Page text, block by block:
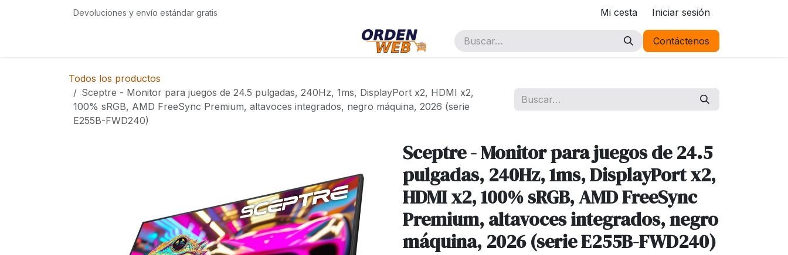
Devoluciones y envío estándar gratis Mi cesta Iniciar sesión
Trabajos Contáctenos
Todos los productos
Sceptre - Monitor para juegos de 24.5 pulgadas, 240Hz, 1ms, DisplayPort x2, HDMI x2,
100% sRGB, AMD FreeSync Premium, altavoces integrados, negro máquina, 2026 (serie
E255B-FWD240)
Sceptre - Monitor para juegos de 24.5
pulgadas, 240Hz, 1ms, DisplayPort x2,
HDMI x2, 100% sRGB, AMD FreeSync
Premium, altavoces integrados, negro
máquina, 2026 (serie E255B-FWD240)